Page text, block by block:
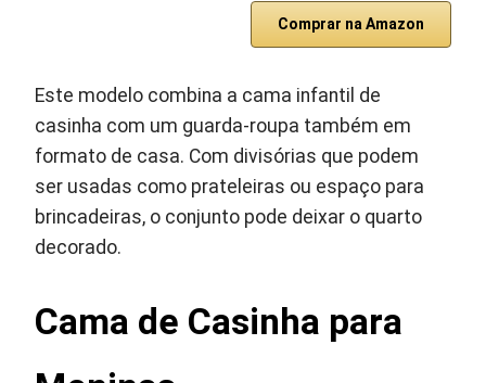
Comprar na Amazon
Este modelo combina a cama infantil de
casinha com um guarda-roupa também em
formato de casa. Com divisórias que podem
ser usadas como prateleiras ou espaço para
brincadeiras, o conjunto pode deixar o quarto
decorado.
Cama de Casinha para